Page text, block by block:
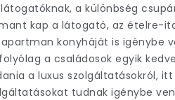
a különbség
kap a látogató, az ételre-
konyháját is igénybe
a családosok egyik
a luxus szolgáltatásokról,
tudnak igénybe